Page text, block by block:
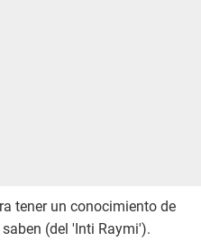
tener un conocimiento de
(del 'Inti Raymi').